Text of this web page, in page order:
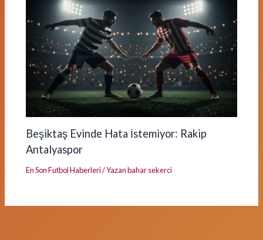
Beşiktaş Evinde Hata İstemiyor: Rakip
Antalyaspor
En Son Futbol Haberleri/ Yazan bahar sekerci